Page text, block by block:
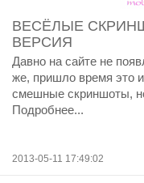
ВЕСЁЛЫЕ
ВЕРСИЯ
Давно на сайте не
же, пришло время это
смешные скриншоты,
Подробнее...
2013-05-11 17:49:02